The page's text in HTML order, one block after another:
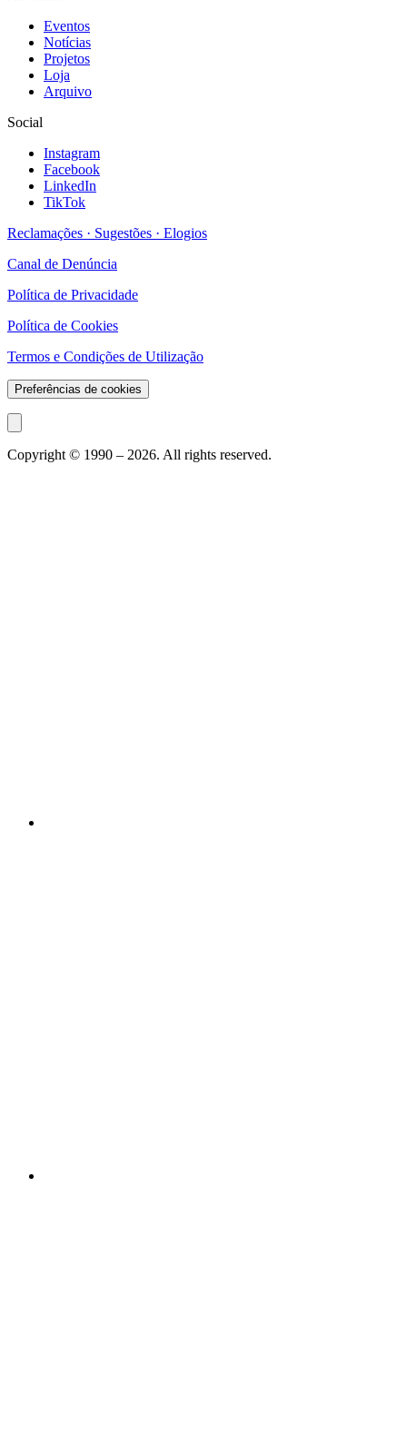
Eventos
Notícias
Projetos
Loja
Arquivo
Social
Instagram
Facebook
LinkedIn
TikTok
Reclamações · Sugestões · Elogios
Canal de Denúncia
Política de Privacidade
Política de Cookies
Termos e Condições de Utilização
Preferências de cookies
Copyright © 1990 – 2026. All rights reserved.